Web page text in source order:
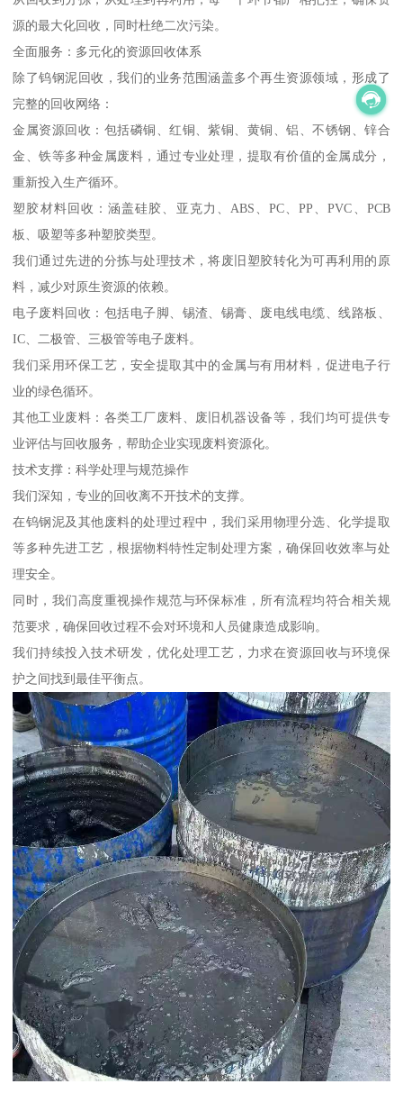
源的最大化回收，同时杜绝二次污染。
全面服务：多元化的资源回收体系
除了钨钢泥回收，我们的业务范围涵盖多个再生资源领域，形成了
完整的回收网络：
金属资源回收：包括磷铜、红铜、紫铜、黄铜、铝、不锈钢、锌合
金、铁等多种金属废料，通过专业处理，提取有价值的金属成分，
重新投入生产循环。
塑胶材料回收：涵盖硅胶、亚克力、ABS、PC、PP、PVC、PCB
板、吸塑等多种塑胶类型。
我们通过先进的分拣与处理技术，将废旧塑胶转化为可再利用的原
料，减少对原生资源的依赖。
电子废料回收：包括电子脚、锡渣、锡膏、废电线电缆、线路板、
IC、二极管、三极管等电子废料。
我们采用环保工艺，安全提取其中的金属与有用材料，促进电子行
业的绿色循环。
其他工业废料：各类工厂废料、废旧机器设备等，我们均可提供专
业评估与回收服务，帮助企业实现废料资源化。
技术支撑：科学处理与规范操作
我们深知，专业的回收离不开技术的支撑。
在钨钢泥及其他废料的处理过程中，我们采用物理分选、化学提取
等多种先进工艺，根据物料特性定制处理方案，确保回收效率与处
理安全。
同时，我们高度重视操作规范与环保标准，所有流程均符合相关规
范要求，确保回收过程不会对环境和人员健康造成影响。
我们持续投入技术研发，优化处理工艺，力求在资源回收与环境保
护之间找到最佳平衡点。